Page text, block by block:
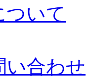
ついて
い合わせ